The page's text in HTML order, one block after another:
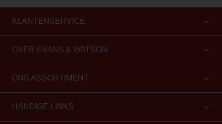
KLANTENSERVICE
OVER EVANS & WATSON
ONS ASSORTIMENT
HANDIGE LINKS